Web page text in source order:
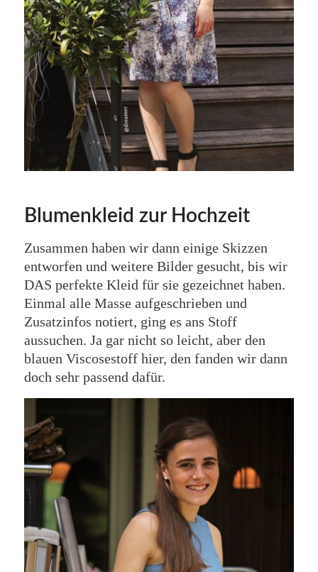
Blumenkleid zur Hochzeit
Zusammen haben wir dann einige Skizzen
entworfen und weitere Bilder gesucht, bis wir
DAS perfekte Kleid für sie gezeichnet haben.
Einmal alle Masse aufgeschrieben und
Zusatzinfos notiert, ging es ans Stoff
aussuchen. Ja gar nicht so leicht, aber den
blauen Viscosestoff hier, den fanden wir dann
doch sehr passend dafür.